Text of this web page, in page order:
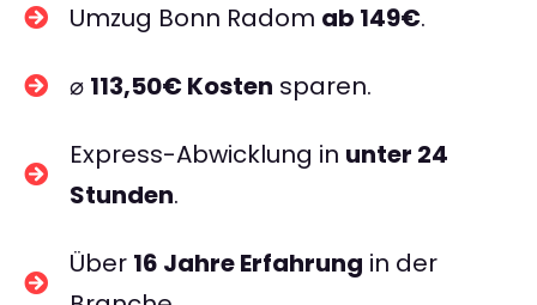
Umzug Bonn Radom ab 149€.
⌀ 113,50€ Kosten sparen.
Express-Abwicklung in unter 24
Stunden.
Über 16 Jahre Erfahrung in der